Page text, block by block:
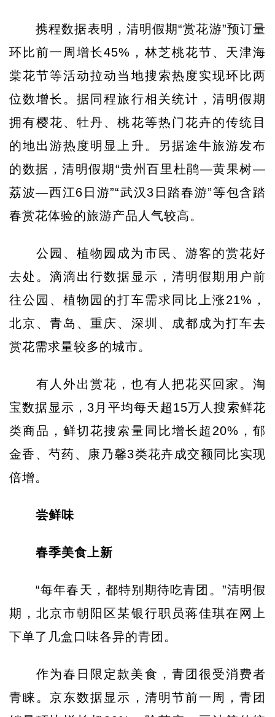
携程数据表明，清明假期“赏花游”预订量
环比前一周增长45%，林芝桃花节、天津海
棠花节等活动拉动当地搜索热度实现环比两
位数增长。据同程旅行相关统计，清明假期
拥有樱花、牡丹、桃花等热门花卉的传统目
的地出游热度明显上升。另据途牛旅游发布
的数据，清明假期“贵州百里杜鹃—黄果树—
荔波—西江6日游”“武汉3日踏春游”等包含踏
春赏花体验的旅游产品人气较高。
公园、植物园成为市民、游客的赏花好
去处。滴滴出行数据显示，清明假期用户前
往公园、植物园的打车需求同比上涨21%，
北京、青岛、重庆、深圳、成都成为打车去
赏花需求量较多的城市。
有人外出赏花，也有人把花买回家。淘
宝数据显示，3月平均每天超15万人搜索鲜花
类商品，鲜切花搜索量同比增长超20%，郁
金香、芍药、康乃馨3类花卉成交额同比实现
倍增。
尝鲜味
春季美食上新
“每年春天，都特别期待吃青团。”清明假
期，北京市朝阳区某银行职员蒋佳琪在网上
下单了几盒口味各异的青团。
作为春日限定款美食，青团很受消费者
青睐。京东数据显示，清明节前一周，青团